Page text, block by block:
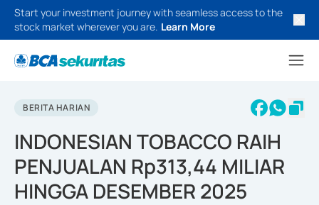
Start your investment journey with seamless access to the
stock market wherever you are. Learn More
BERITA HARIAN
INDONESIAN TOBACCO RAIH
PENJUALAN Rp313,44 MILIAR
HINGGA DESEMBER 2025